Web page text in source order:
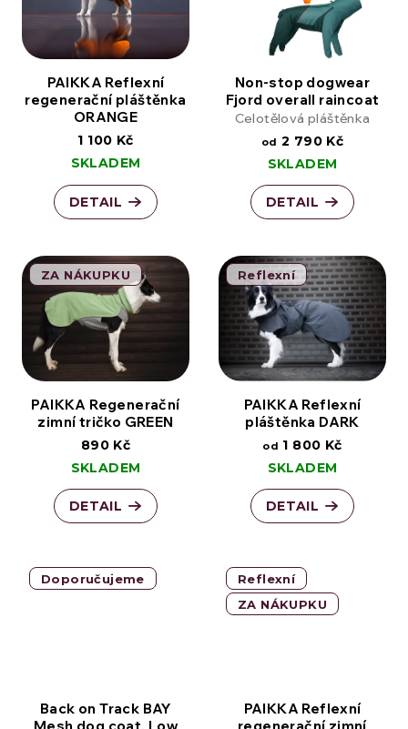
PAIKKA Reflexní
regenerační pláštěnka
ORANGE
1 100 Kč
SKLADEM
DETAIL
Non-stop dogwear
Fjord overall raincoat
Celotělová pláštěnka
od 2 790 Kč
SKLADEM
DETAIL
ZA NÁKUPKU
PAIKKA Regenerační
zimní tričko GREEN
890 Kč
SKLADEM
DETAIL
Reflexní
PAIKKA Reflexní
pláštěnka DARK
od 1 800 Kč
SKLADEM
DETAIL
Doporučujeme
Back on Track BAY
Reflexní
ZA NÁKUPKU
PAIKKA Reflexní